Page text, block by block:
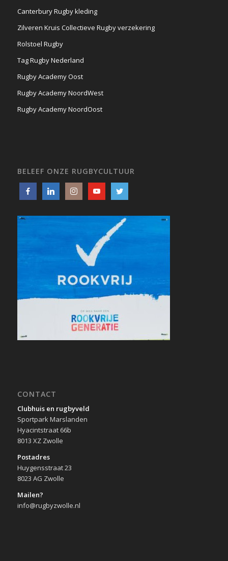
Canterbury Rugby kleding
Zilveren Kruis Collectieve Rugby verzekering
Rolstoel Rugby
Tag Rugby Nederland
Rugby Academy Oost
Rugby Academy NoordWest
Rugby Academy NoordOost
BELEEF ONZE RUGBYCULTUUR
CONTACT
Clubhuis en rugbyveld
Sportpark Marslanden
Hyacintstraat 66b
8013 XZ Zwolle
Postadres
Huygensstraat 23
8023 AG Zwolle
Mailen?
info@rugbyzwolle.nl